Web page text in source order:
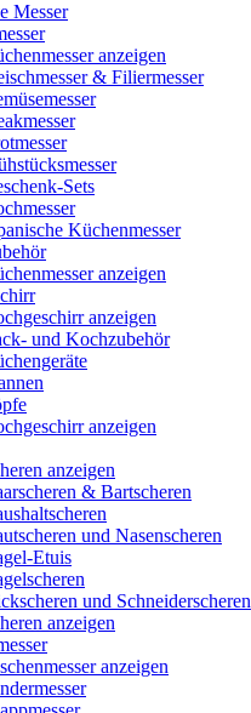
Messer
anzeigen
& Filiermesser
Sets
Küchenmesser
anzeigen
anzeigen
und Kochzubehör
anzeigen
anzeigen
& Bartscheren
und Nasenscheren
Etuis
und Schneiderscheren
anzeigen
anzeigen